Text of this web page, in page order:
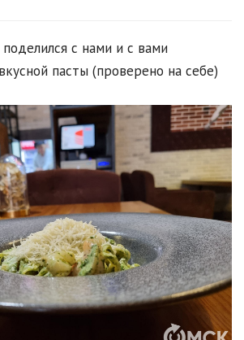
с нами и с вами
пасты (проверено на себе)